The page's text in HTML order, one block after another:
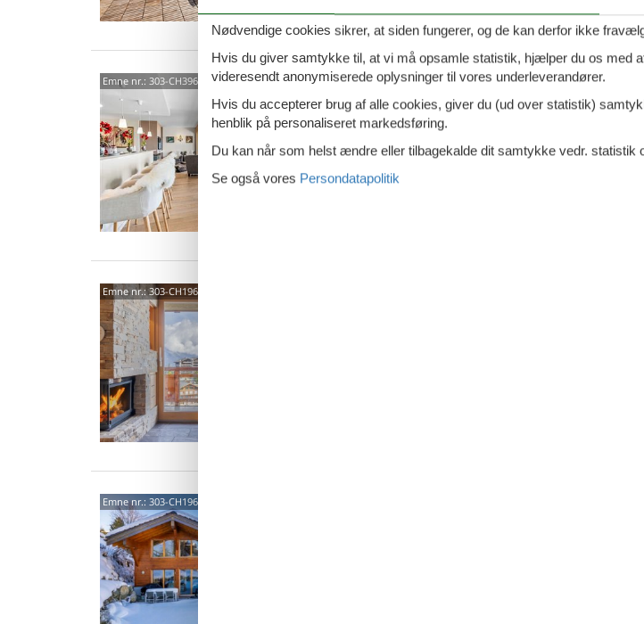
VIS MERE
Emne nr.: 303-CH3962.180.16 3963 - Crans-Montana
5,0
6 personer
1 husdyr
Emne nr.:303-CH1961.421.4
Emne nr.: 303-CH1961.286.1
Nødvendige cookies sikrer, at siden fungerer, og de kan derfor ikke
Hvis du giver samtykke til, at vi må opsamle statistik, hjælper du os med
videresendt anonymiserede oplysninger til vores underleverandører.
Hvis du accepterer brug af alle cookies, giver du (ud over statistik)
henblik på personaliseret markedsføring.
Du kan når som helst ændre eller tilbagekalde dit samtykke vedr. statistik
Se også vores Persondatapolitik